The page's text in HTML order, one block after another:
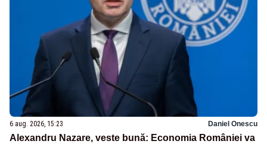
6 aug. 2026, 15:23 Daniel Onescu
Alexandru Nazare, veste bună: Economia României va